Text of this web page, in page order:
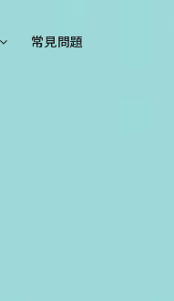
常見問題